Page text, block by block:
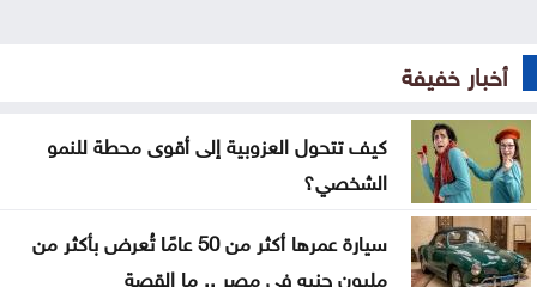
لا تغيير على موعد العودة للمدارس
تركيا والسعودية وباكستان تعتزم توقيع اتفاقية دفاع
مشترك
أميركية وإسرائيلية مضيق هرمز
أخبار خفيفة
كيف تتحول العزوبية إلى أقوى محطة للنمو
الشخصي؟
سيارة عمرها أكثر من 50 عامًا تُعرض بأكثر من
مليون جنيه في مصر .. ما القصة